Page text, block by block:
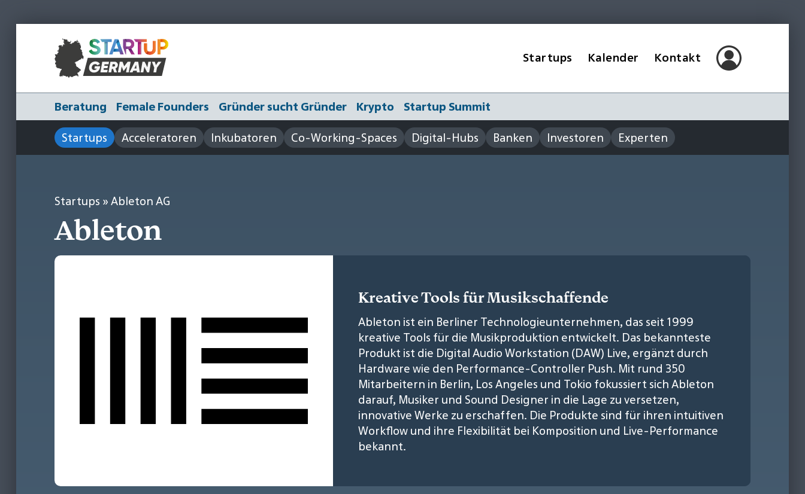
Startups Kalender Kontakt
Beratung Female Founders Gründer sucht Gründer Krypto
Startup Summit
Startups
Acceleratoren Inkubatoren Co-Working-Spaces Digital-Hubs Banken Investoren Experten
Startups » Ableton AG
Ableton
Kreative Tools für Musikschaffende
Ableton ist ein Berliner Technologieunternehmen, das seit 1999
kreative Tools für die Musikproduktion entwickelt. Das bekannteste
Produkt ist die Digital Audio Workstation (DAW) Live, ergänzt durch
Hardware wie den Performance-Controller Push. Mit rund 350
Mitarbeitern in Berlin, Los Angeles und Tokio fokussiert sich Ableton
darauf, Musiker und Sound Designer in die Lage zu versetzen,
innovative Werke zu erschaffen. Die Produkte sind für ihren intuitiven
Workflow und ihre Flexibilität bei Komposition und Live-Performance
bekannt.